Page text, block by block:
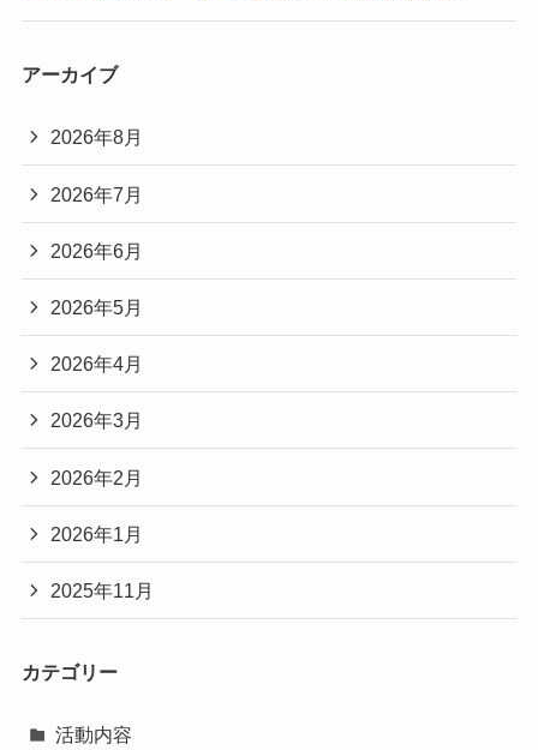
アーカイブ
2026年8月
2026年7月
2026年6月
2026年5月
2026年4月
2026年3月
2026年2月
2026年1月
2025年11月
カテゴリー
活動内容